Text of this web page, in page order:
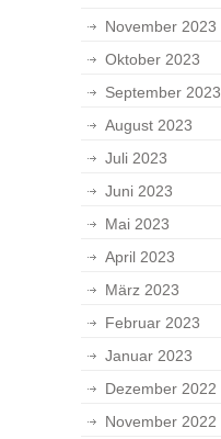
November 2023
Oktober 2023
September 2023
August 2023
Juli 2023
Juni 2023
Mai 2023
April 2023
März 2023
Februar 2023
Januar 2023
Dezember 2022
November 2022